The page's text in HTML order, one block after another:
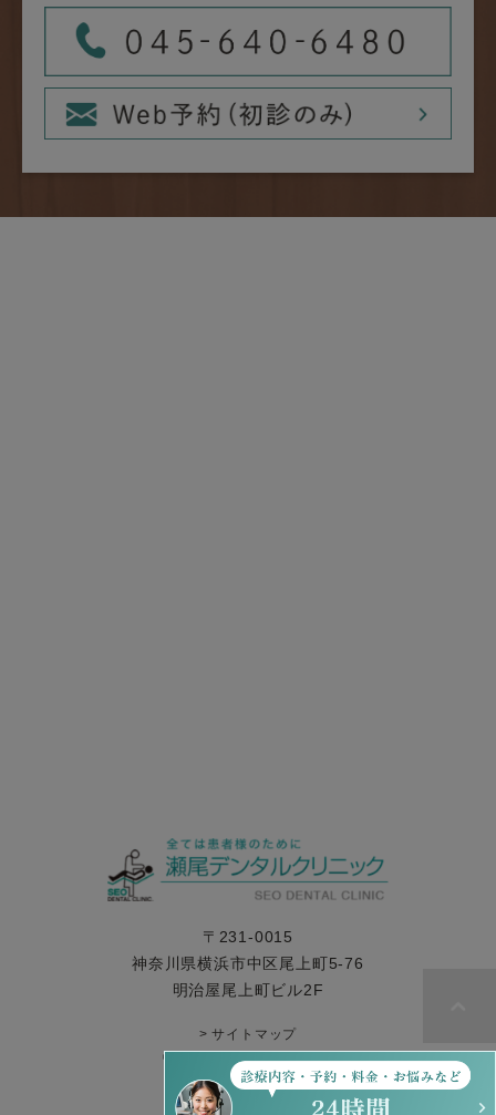
〒231-0015
神奈川県横浜市中区尾上町5-76
明治屋尾上町ビル2F
> サイトマップ
© 瀬尾デンタルクリニック